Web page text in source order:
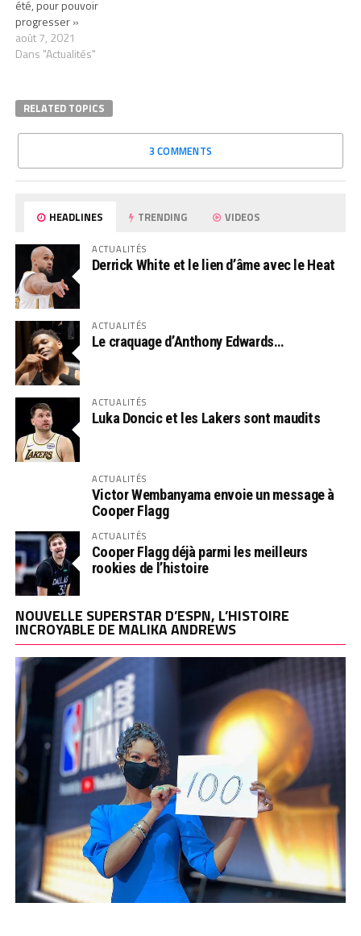
été, pour pouvoir
progresser »
août 7, 2021
Dans "Actualités"
RELATED TOPICS
3 COMMENTS
HEADLINES TRENDING VIDEOS
ACTUALITÉS
Derrick White et le lien d’âme avec le Heat
ACTUALITÉS
Le craquage d’Anthony Edwards…
ACTUALITÉS
Luka Doncic et les Lakers sont maudits
ACTUALITÉS
Victor Wembanyama envoie un message à
Cooper Flagg
ACTUALITÉS
Cooper Flagg déjà parmi les meilleurs
rookies de l’histoire
NOUVELLE SUPERSTAR D’ESPN, L’HISTOIRE
INCROYABLE DE MALIKA ANDREWS